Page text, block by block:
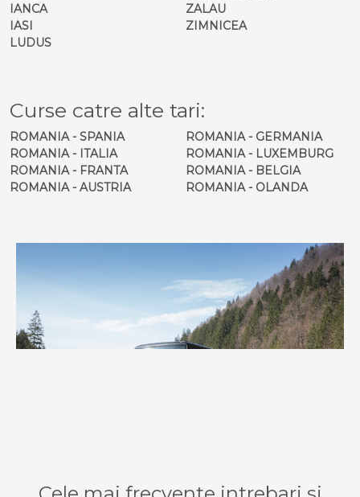
IANCA
IASI
LUDUS
ZALAU
ZIMNICEA
Curse catre alte tari:
ROMANIA - SPANIA
ROMANIA - ITALIA
ROMANIA - FRANTA
ROMANIA - AUSTRIA
ROMANIA - GERMANIA
ROMANIA - LUXEMBURG
ROMANIA - BELGIA
ROMANIA - OLANDA